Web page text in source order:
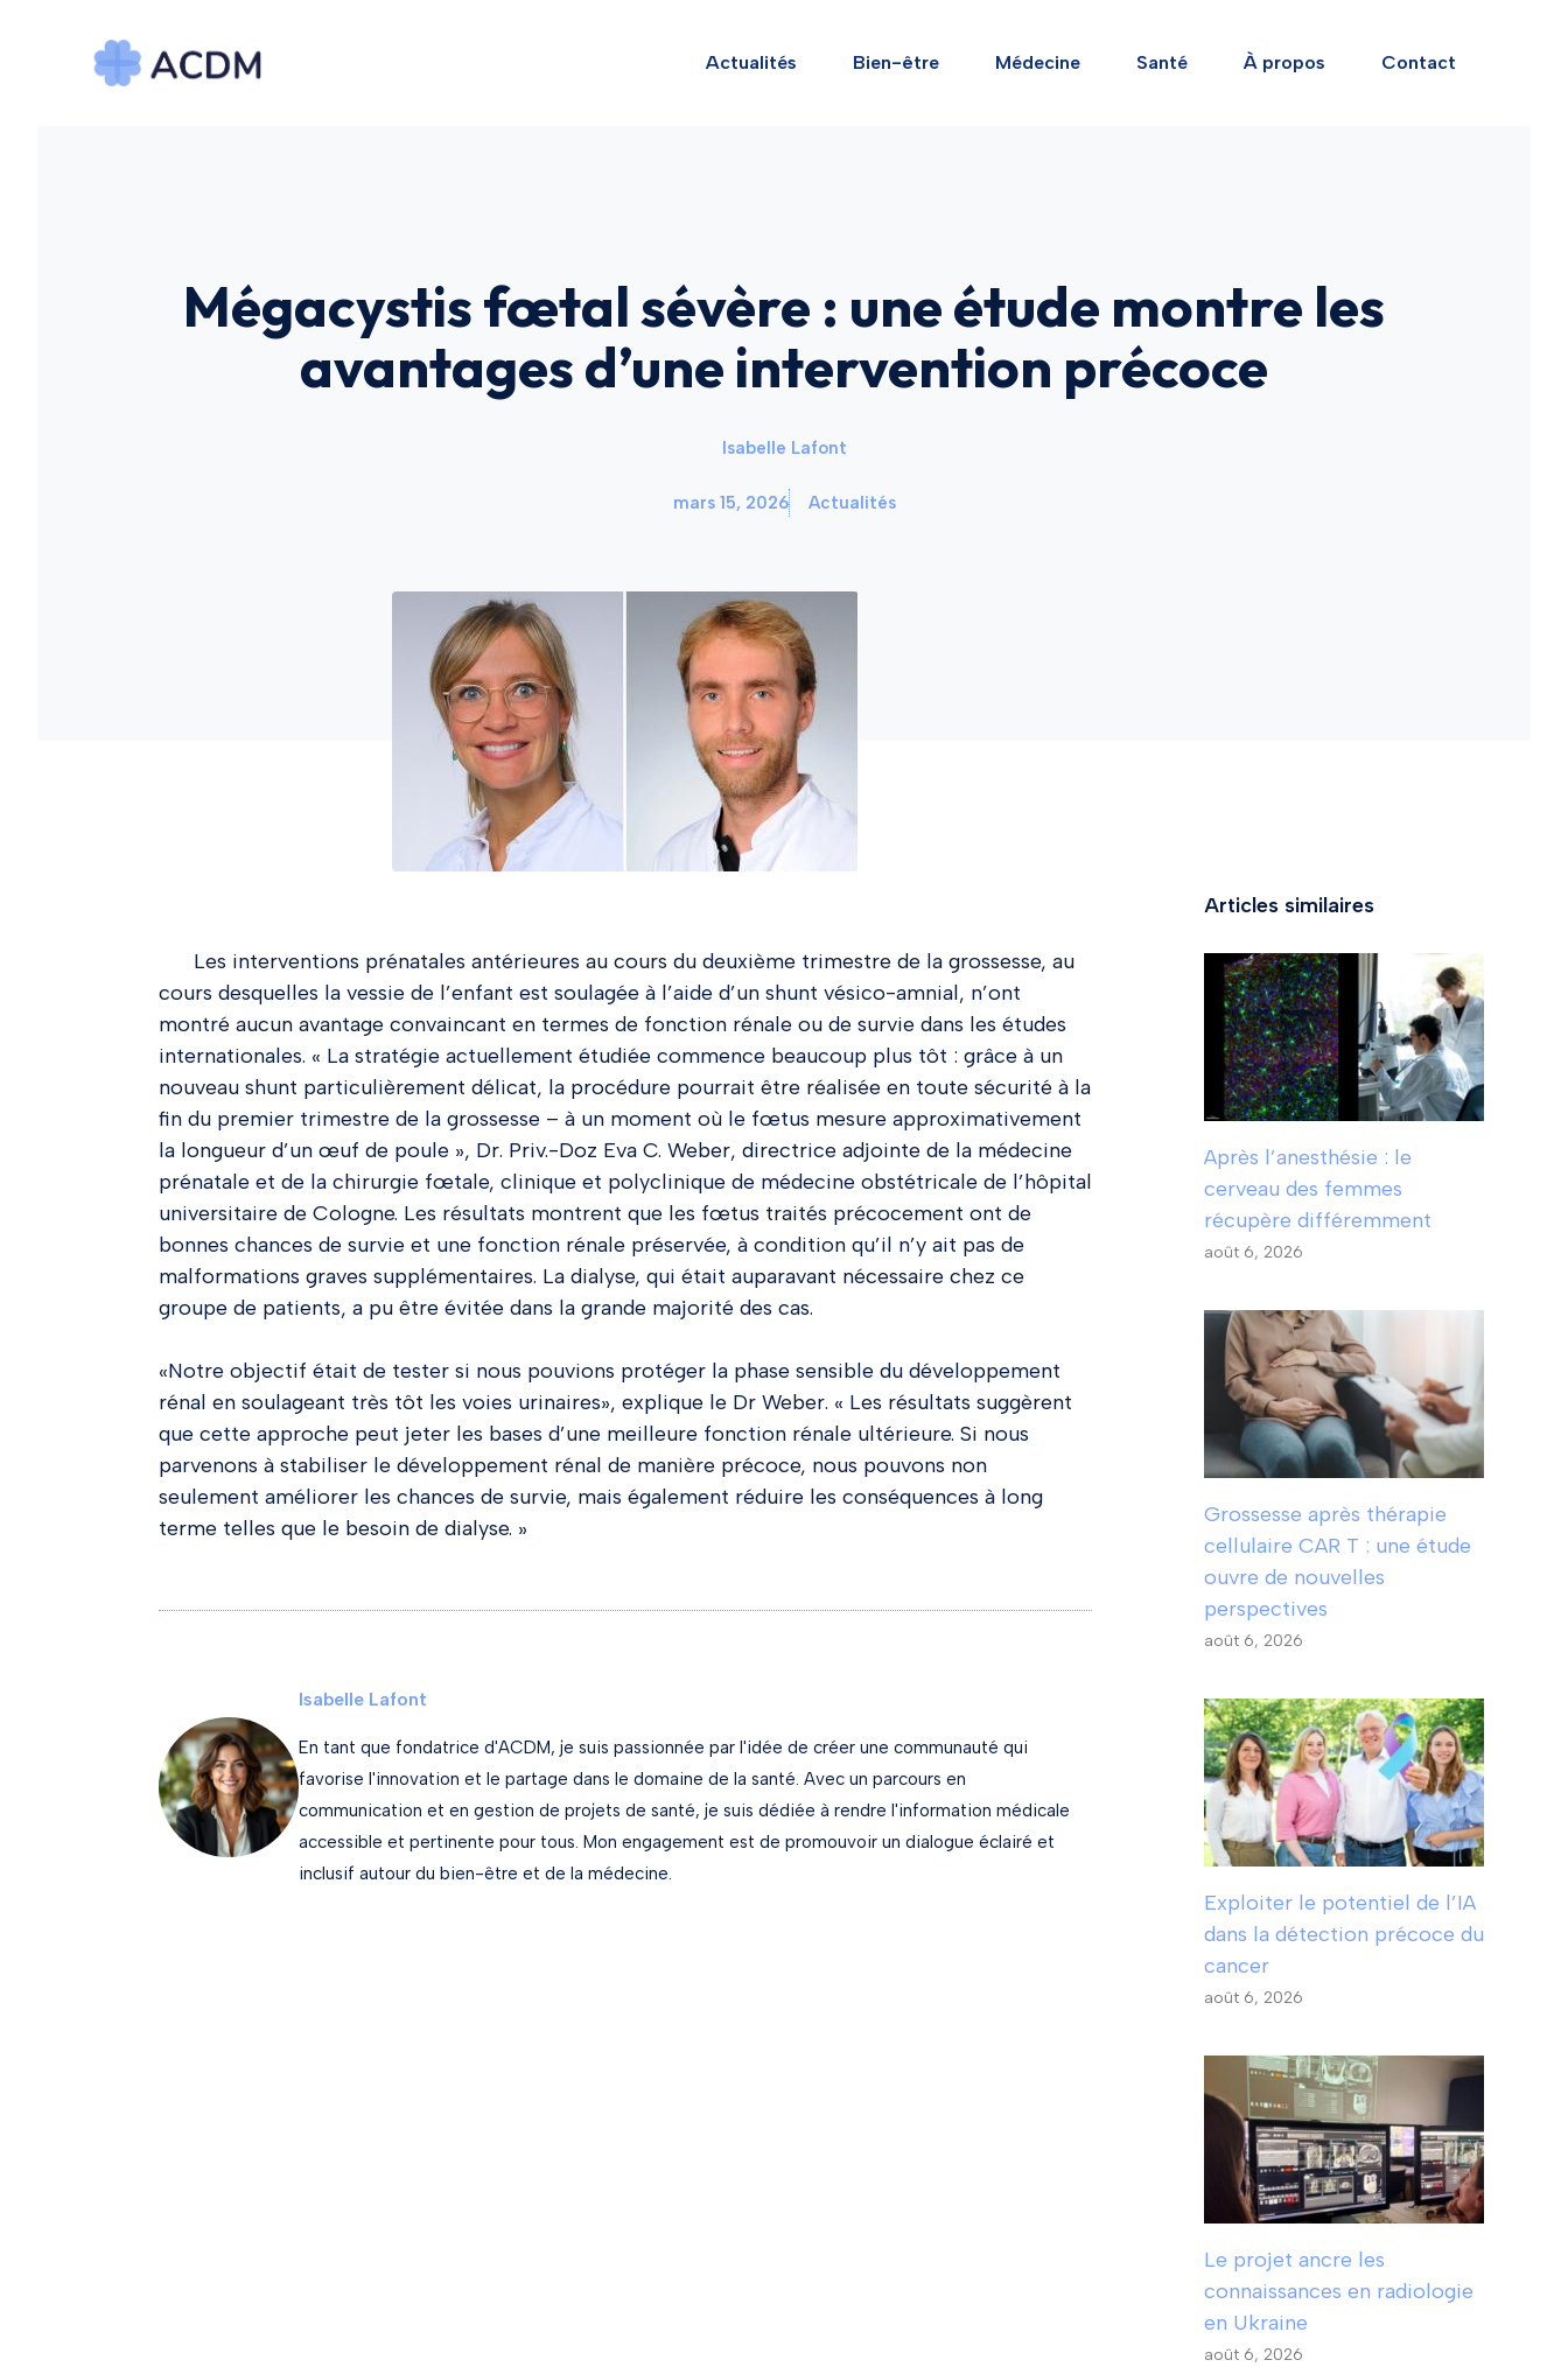
Actualités Bien-être Médecine Santé À propos Contact
Mégacystis fœtal sévère : une étude montre les
avantages d’une intervention précoce
Isabelle Lafont
mars 15, 2026 Actualités
Les interventions prénatales antérieures au cours du deuxième trimestre de la grossesse, au
cours desquelles la vessie de l’enfant est soulagée à l’aide d’un shunt vésico-amnial, n’ont
montré aucun avantage convaincant en termes de fonction rénale ou de survie dans les études
internationales. « La stratégie actuellement étudiée commence beaucoup plus tôt : grâce à un
nouveau shunt particulièrement délicat, la procédure pourrait être réalisée en toute sécurité à la
fin du premier trimestre de la grossesse – à un moment où le fœtus mesure approximativement
la longueur d’un œuf de poule », Dr. Priv.-Doz Eva C. Weber, directrice adjointe de la médecine
prénatale et de la chirurgie fœtale, clinique et polyclinique de médecine obstétricale de l’hôpital
universitaire de Cologne. Les résultats montrent que les fœtus traités précocement ont de
bonnes chances de survie et une fonction rénale préservée, à condition qu’il n’y ait pas de
malformations graves supplémentaires. La dialyse, qui était auparavant nécessaire chez ce
groupe de patients, a pu être évitée dans la grande majorité des cas.
«Notre objectif était de tester si nous pouvions protéger la phase sensible du développement
rénal en soulageant très tôt les voies urinaires», explique le Dr Weber. « Les résultats suggèrent
que cette approche peut jeter les bases d’une meilleure fonction rénale ultérieure. Si nous
parvenons à stabiliser le développement rénal de manière précoce, nous pouvons non
seulement améliorer les chances de survie, mais également réduire les conséquences à long
terme telles que le besoin de dialyse. »
Isabelle Lafont
En tant que fondatrice d'ACDM, je suis passionnée par l'idée de créer une communauté qui
favorise l'innovation et le partage dans le domaine de la santé. Avec un parcours en
communication et en gestion de projets de santé, je suis dédiée à rendre l'information médicale
accessible et pertinente pour tous. Mon engagement est de promouvoir un dialogue éclairé et
inclusif autour du bien-être et de la médecine.
Articles similaires
Après l’anesthésie : le
cerveau des femmes
récupère différemment
août 6, 2026
Grossesse après thérapie
cellulaire CAR T : une étude
ouvre de nouvelles
perspectives
août 6, 2026
Exploiter le potentiel de l’IA
dans la détection précoce du
cancer
août 6, 2026
Le projet ancre les
connaissances en radiologie
en Ukraine
août 6, 2026